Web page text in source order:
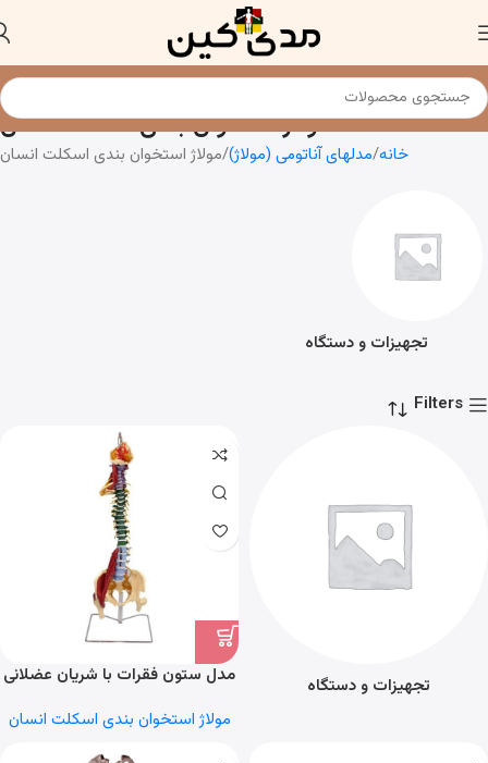
مولاژ استخوان بندی اسکلت انسان
خانه مدلهای آناتومی (مولاژ) مولاژ استخوان بندی اسکلت انسان
تجهیزات و دستگاه
Filters
تجهیزات و دستگاه
مدل ستون فقرات با شریان عضلانی
مولاژ استخوان بندی اسکلت انسان